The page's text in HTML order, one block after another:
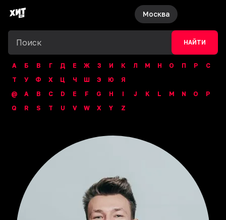
Москва
НАЙТИ
А Б В Г Д Е Ж З И К Л М Н О П Р
С
Т
У Ф Х Ц Ч Ш Э Ю
Я
@
A B C D E F G H I J K L M N O
P
Q
R S T U V W X Y Z